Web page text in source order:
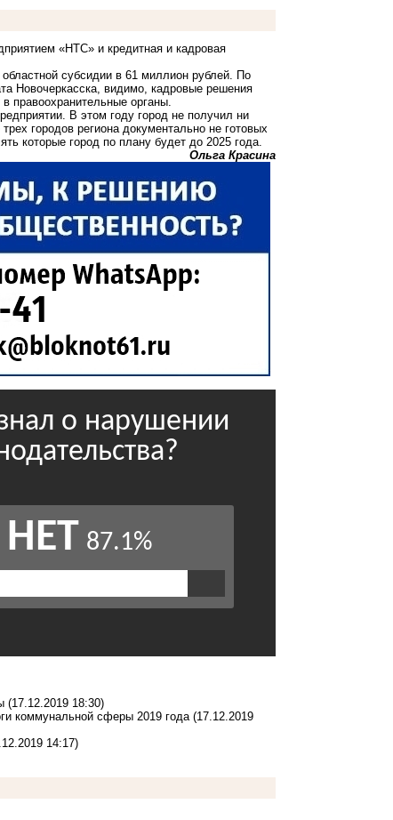
«НТС» и кредитная и кадровая
субсидии в 61 миллион рублей. По
Новочеркасска, видимо, кадровые решения
правоохранительные органы.
В этом году город не получил ни
городов региона документально не готовых
которые город по плану будет до 2025 года.
Ольга Красина
(17.12.2019 18:30)
коммунальной сферы 2019 года (17.12.2019
14:17)